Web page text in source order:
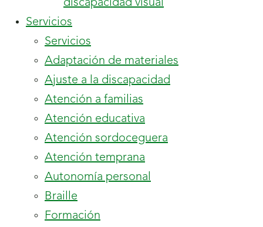
discapacidad visual
Servicios
13
hijos.
Servicios
Adaptación de materiales
Ajuste a la discapacidad
Atención a familias
Atención educativa
Atención sordoceguera
Atención temprana
Autonomía personal
Braille
Formación